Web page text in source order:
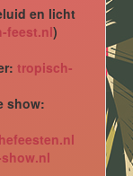
en licht
feest.nl)
tropisch-
show: